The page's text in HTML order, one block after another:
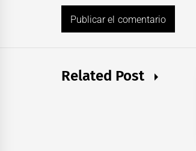
Related Post